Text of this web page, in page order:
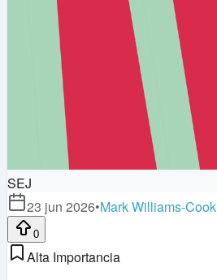
SEJ
23 jun 2026•Mark Williams-Cook
0
Alta Importancia